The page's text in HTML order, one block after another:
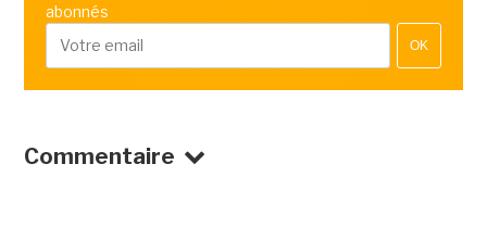
abonnés
OK
Commentaire